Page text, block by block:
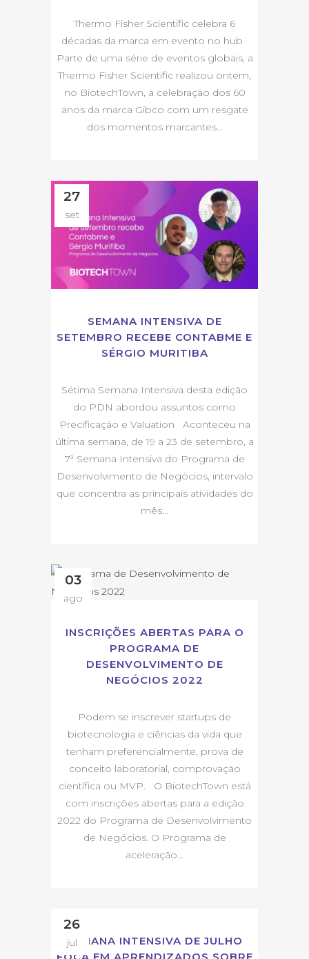
Thermo Fisher Scientific celebra 6
décadas da marca em evento no hub
Parte de uma série de eventos globais, a
Thermo Fisher Scientific realizou ontem,
no BiotechTown, a celebração dos 60
anos da marca Gibco com um resgate
dos momentos marcantes...
27
set
SEMANA INTENSIVA DE
SETEMBRO RECEBE CONTABME E
SÉRGIO MURITIBA
Sétima Semana Intensiva desta edição
do PDN abordou assuntos como
Precificação e Valuation Aconteceu na
última semana, de 19 a 23 de setembro, a
7ª Semana Intensiva do Programa de
Desenvolvimento de Negócios, intervalo
que concentra as principais atividades do
mês...
03
ago
INSCRIÇÕES ABERTAS PARA O
PROGRAMA DE
DESENVOLVIMENTO DE
NEGÓCIOS 2022
Podem se inscrever startups de
biotecnologia e ciências da vida que
tenham preferencialmente, prova de
conceito laboratorial, comprovação
científica ou MVP. O BiotechTown está
com inscrições abertas para a edição
2022 do Programa de Desenvolvimento
de Negócios. O Programa de
aceleração...
26
jul
SEMANA INTENSIVA DE JULHO